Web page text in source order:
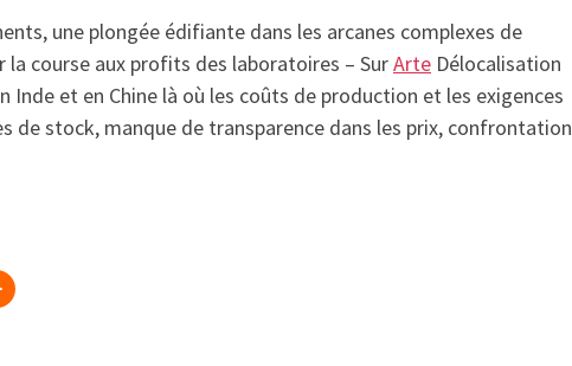
une plongée édifiante dans les arcanes complexes de
la course aux profits des laboratoires – SurArte Délocalisation
et en Chine là où les coûts de production et les exigences
de stock, manque de transparence dans les prix, confrontation